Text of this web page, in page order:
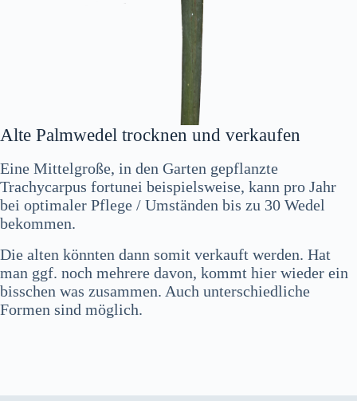
Alte Palmwedel trocknen und verkaufen
Eine Mittelgroße, in den Garten gepflanzte
Trachycarpus fortunei beispielsweise, kann pro Jahr
bei optimaler Pflege / Umständen bis zu 30 Wedel
bekommen.
Die alten könnten dann somit verkauft werden. Hat
man ggf. noch mehrere davon, kommt hier wieder ein
bisschen was zusammen. Auch unterschiedliche
Formen sind möglich.